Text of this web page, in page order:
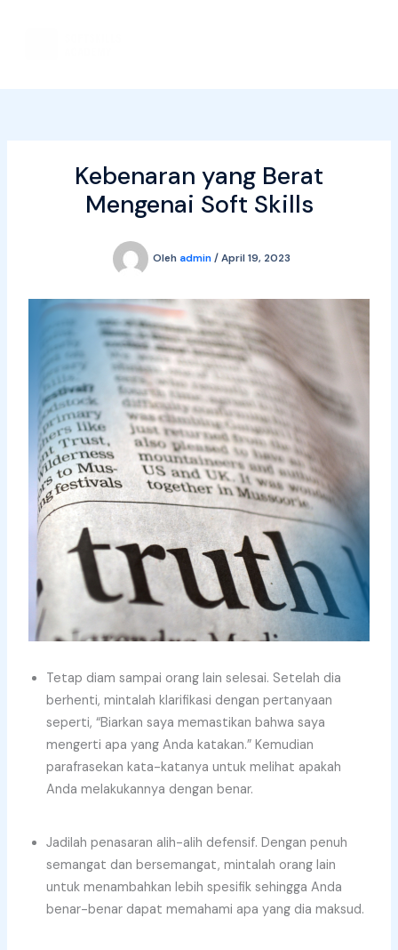
Kebenaran yang Berat
Mengenai Soft Skills
Oleh admin/April 19, 2023
Tetap diam sampai orang lain selesai. Setelah dia
berhenti, mintalah klarifikasi dengan pertanyaan
seperti, “Biarkan saya memastikan bahwa saya
mengerti apa yang Anda katakan.” Kemudian
parafrasekan kata-katanya untuk melihat apakah
Anda melakukannya dengan benar.
Jadilah penasaran alih-alih defensif. Dengan penuh
semangat dan bersemangat, mintalah orang lain
untuk menambahkan lebih spesifik sehingga Anda
benar-benar dapat memahami apa yang dia maksud.